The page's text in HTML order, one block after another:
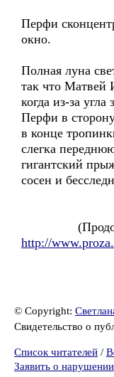
Перфи
окно.
Полная луна
так что Матвей
когда из-за
Перфи в
в конце
слегка
гигантский
сосен и
http://
© Copyright:
Свидетельство о
Список читателей /
Заявить о нарушении